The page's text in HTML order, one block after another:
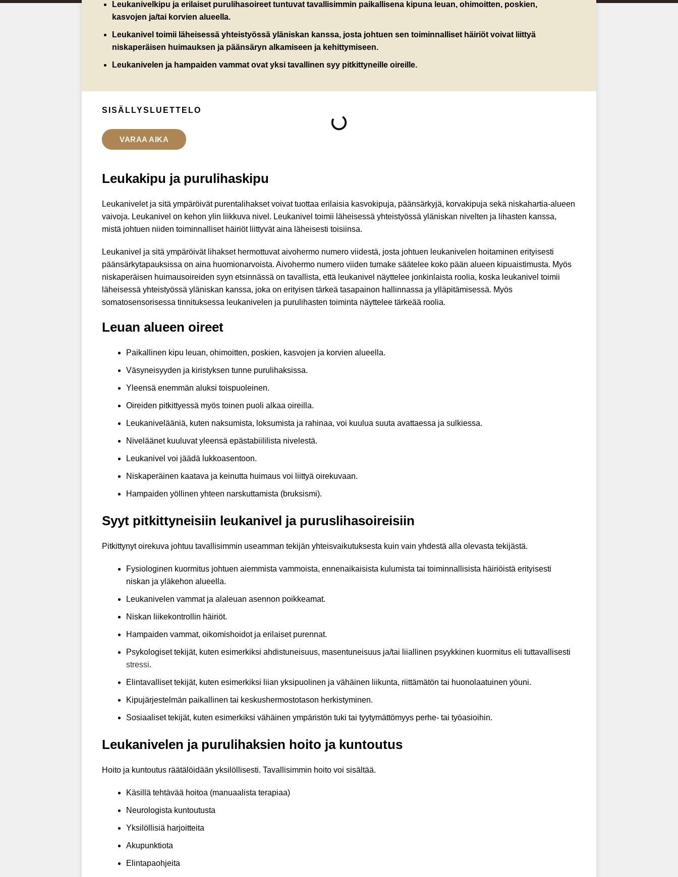
Leukanivelkipu ja erilaiset purulihasoireet tuntuvat tavallisimmin paikallisena kipuna leuan, ohimoitten, poskien,
kasvojen ja/tai korvien alueella.
Leukanivel toimii läheisessä yhteistyössä yläniskan kanssa, josta johtuen sen toiminnalliset häiriöt voivat liittyä
niskaperäisen huimauksen ja päänsäryn alkamiseen ja kehittymiseen.
Leukanivelen ja hampaiden vammat ovat yksi tavallinen syy pitkittyneille oireille.
SISÄLLYSLUETTELO
VARAA AIKA
Leukakipu ja purulihaskipu
Leukanivelet ja sitä ympäröivät purentalihakset voivat tuottaa erilaisia kasvokipuja, päänsärkyjä, korvakipuja sekä niskahartia-alueen
vaivoja. Leukanivel on kehon ylin liikkuva nivel. Leukanivel toimii läheisessä yhteistyössä yläniskan nivelten ja lihasten kanssa,
mistä johtuen niiden toiminnalliset häiriöt liittyvät aina läheisesti toisiinsa.
Leukanivel ja sitä ympäröivät lihakset hermottuvat aivohermo numero viidestä, josta johtuen leukanivelen hoitaminen erityisesti
päänsärkytapauksissa on aina huomionarvoista. Aivohermo numero viiden tumake säätelee koko pään alueen kipuaistimusta. Myös
niskaperäisen huimausoireiden syyn etsinnässä on tavallista, että leukanivel näyttelee jonkinlaista roolia, koska leukanivel toimii
läheisessä yhteistyössä yläniskan kanssa, joka on erityisen tärkeä tasapainon hallinnassa ja ylläpitämisessä. Myös
somatosensorisessa tinnituksessa leukanivelen ja purulihasten toiminta näyttelee tärkeää roolia.
Leuan alueen oireet
Paikallinen kipu leuan, ohimoitten, poskien, kasvojen ja korvien alueella.
Väsyneisyyden ja kiristyksen tunne purulihaksissa.
Yleensä enemmän aluksi toispuoleinen.
Oireiden pitkittyessä myös toinen puoli alkaa oireilla.
Leukanivelääniä, kuten naksumista, loksumista ja rahinaa, voi kuulua suuta avattaessa ja sulkiessa.
Niveläänet kuuluvat yleensä epästabiililista nivelestä.
Leukanivel voi jäädä lukkoasentoon.
Niskaperäinen kaatava ja keinutta huimaus voi liittyä oirekuvaan.
Hampaiden yöllinen yhteen narskuttamista (bruksismi).
Syyt pitkittyneisiin leukanivel ja puruslihasoireisiin
Pitkittynyt oirekuva johtuu tavallisimmin useamman tekijän yhteisvaikutuksesta kuin vain yhdestä alla olevasta tekijästä.
Fysiologinen kuormitus johtuen aiemmista vammoista, ennenaikaisista kulumista tai toiminnallisista häiriöistä erityisesti
niskan ja yläkehon alueella.
Leukanivelen vammat ja alaleuan asennon poikkeamat.
Niskan liikekontrollin häiriöt.
Hampaiden vammat, oikomishoidot ja erilaiset purennat.
Psykologiset tekijät, kuten esimerkiksi ahdistuneisuus, masentuneisuus ja/tai liiallinen psyykkinen kuormitus eli tuttavallisesti
stressi.
Elintavalliset tekijät, kuten esimerkiksi liian yksipuolinen ja vähäinen liikunta, riittämätön tai huonolaatuinen yöuni.
Kipujärjestelmän paikallinen tai keskushermostotason herkistyminen.
Sosiaaliset tekijät, kuten esimerkiksi vähäinen ympäristön tuki tai tyytymättömyys perhe- tai työasioihin.
Leukanivelen ja purulihaksien hoito ja kuntoutus
Hoito ja kuntoutus räätälöidään yksilöllisesti. Tavallisimmin hoito voi sisältää.
Käsillä tehtävää hoitoa (manuaalista terapiaa)
Neurologista kuntoutusta
Yksilöllisiä harjoitteita
Akupunktiota
Elintapaohjeita